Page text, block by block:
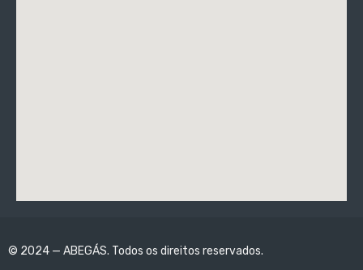
© 2024 — ABEGÁS. Todos os direitos reservados.